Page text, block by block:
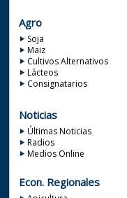
Agro
Soja
Maiz
Cultivos Alternativos
Lácteos
Consignatarios
Noticias
Últimas Noticias
Radios
Medios Online
Econ. Regionales